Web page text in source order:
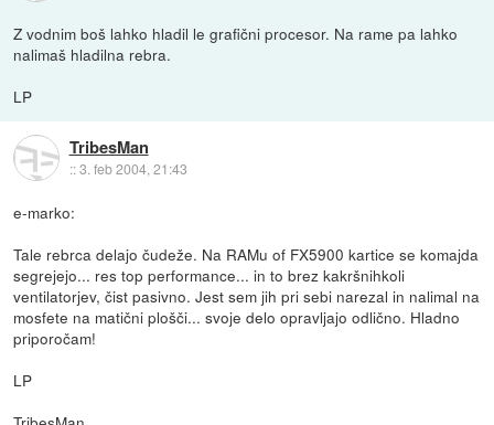
Z vodnim boš lahko hladil le grafični procesor. Na rame pa lahko
nalimaš hladilna rebra.
LP
TribesMan
::3. feb 2004, 21:43
e-marko:
Tale rebrca delajo čudeže. Na RAMu of FX5900 kartice se komajda
segrejejo... res top performance... in to brez kakršnihkoli
ventilatorjev, čist pasivno. Jest sem jih pri sebi narezal in nalimal na
mosfete na matični plošči... svoje delo opravljajo odlično. Hladno
priporočam!
LP